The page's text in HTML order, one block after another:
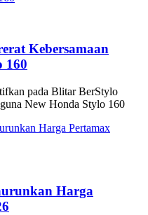
Kebersamaan
160
pada Blitar BerStylo
New Honda Stylo 160
Harga